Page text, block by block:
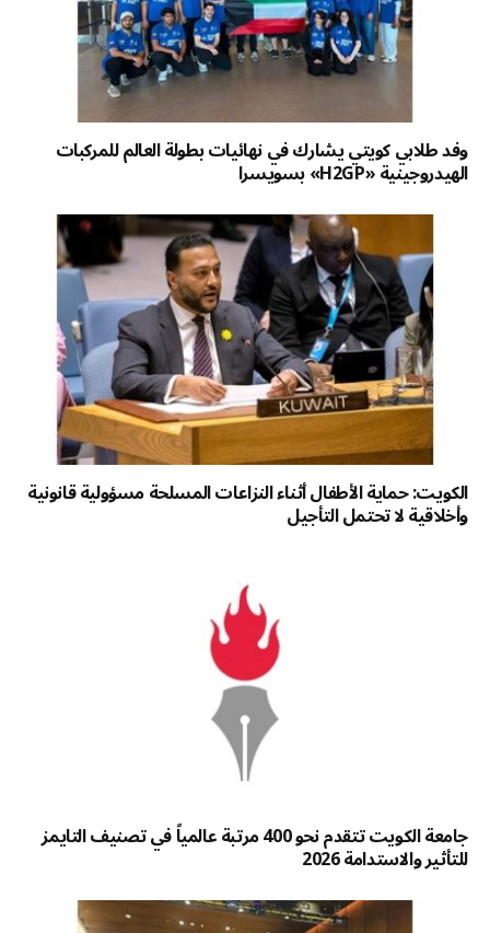
وفد طلابي كويتي يشارك في نهائيات بطولة العالم للمركبات
الهيدروجينية «H2GP» بسويسرا
الكويت: حماية الأطفال أثناء النزاعات المسلحة مسؤولية قانونية
وأخلاقية لا تحتمل التأجيل
جامعة الكويت تتقدم نحو 400 مرتبة عالمياً في تصنيف التايمز
للتأثير والاستدامة 2026